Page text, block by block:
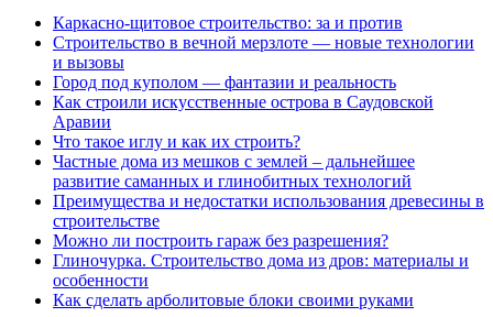
Каркасно-щитовое строительство: за и против
Строительство в вечной мерзлоте — новые технологии
и вызовы
Город под куполом — фантазии и реальность
Как строили искусственные острова в Саудовской
Аравии
Что такое иглу и как их строить?
Частные дома из мешков с землей – дальнейшее
развитие саманных и глинобитных технологий
Преимущества и недостатки использования древесины в
строительстве
Можно ли построить гараж без разрешения?
Глиночурка. Строительство дома из дров: материалы и
особенности
Как сделать арболитовые блоки своими руками